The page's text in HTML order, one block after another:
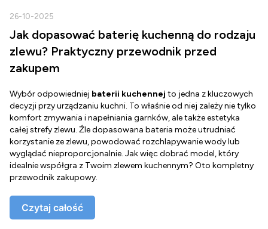
26-10-2025
Jak dopasować baterię kuchenną do rodzaju
zlewu? Praktyczny przewodnik przed
zakupem
Wybór odpowiedniej baterii kuchennej to jedna z kluczowych
decyzji przy urządzaniu kuchni. To właśnie od niej zależy nie tylko
komfort zmywania i napełniania garnków, ale także estetyka
całej strefy zlewu. Źle dopasowana bateria może utrudniać
korzystanie ze zlewu, powodować rozchlapywanie wody lub
wyglądać nieproporcjonalnie. Jak więc dobrać model, który
idealnie współgra z Twoim zlewem kuchennym? Oto kompletny
przewodnik zakupowy.
Czytaj całość